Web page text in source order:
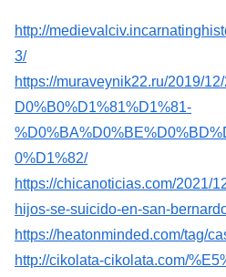
http://
3/
https://muraveynik22.ru/2019/
D0%B0%D1%81%D1%81-
0%D1%82/
https://chicanoticias.com/2021/
hijos-se-suicido-en-san-
https://heatonminded.com/tag/
http://cikolata-cikolata.com/